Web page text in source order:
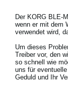
Der KORG BLE-
wenn er mit dem
verwendet wird,
Um dieses
Treiber vor, den
so schnell wie
uns für
Geduld und Ihr